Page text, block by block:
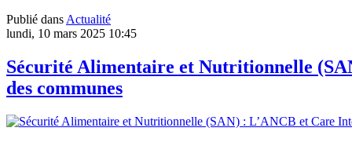
Publié dans Actualité
lundi, 10 mars 2025 10:45
Sécurité Alimentaire et Nutritionnelle
des communes